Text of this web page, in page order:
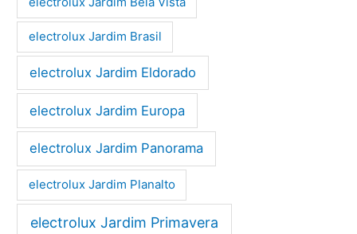
electrolux Jardim Brasil
electrolux Jardim Eldorado
electrolux Jardim Europa
electrolux Jardim Panorama
electrolux Jardim Planalto
electrolux Jardim Primavera